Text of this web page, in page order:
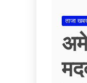
ताजा खबर